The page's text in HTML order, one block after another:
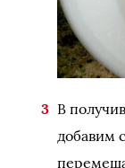
В
добавим